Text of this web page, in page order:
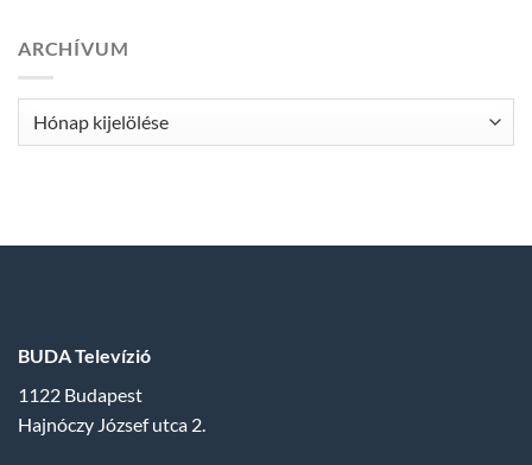
ARCHÍVUM
Archívum
BUDA Televízió
1122 Budapest
Hajnóczy József utca 2.